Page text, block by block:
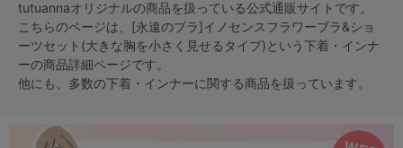
tutuannaオリジナルの商品を扱っている公式通販サイトです。
こちらのページは、[永遠のブラ]イノセンスフラワーブラ&ショ
ーツセット(大きな胸を小さく見せるタイプ)という下着・インナ
ーの商品詳細ページです。
他にも、多数の下着・インナーに関する商品を扱っています。